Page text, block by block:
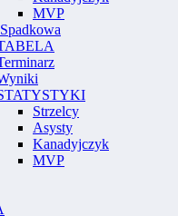
MVP
Strzelcy
Asysty
Kanadyjczyk
MVP